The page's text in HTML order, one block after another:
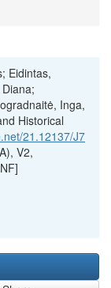
Eidintas,
Inga,
Historical
21.12137/J7
V2,